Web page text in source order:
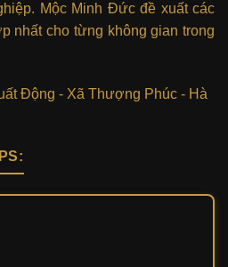
Mộc Minh Đức đề xuất các
nhất cho từng không gian trong
Động - Xã Thượng Phúc - Hà